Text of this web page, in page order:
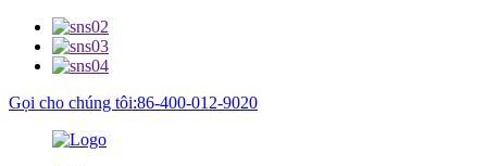
Gọi cho chúng tôi:86-400-012-9020